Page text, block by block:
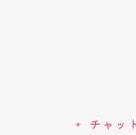
チャッ